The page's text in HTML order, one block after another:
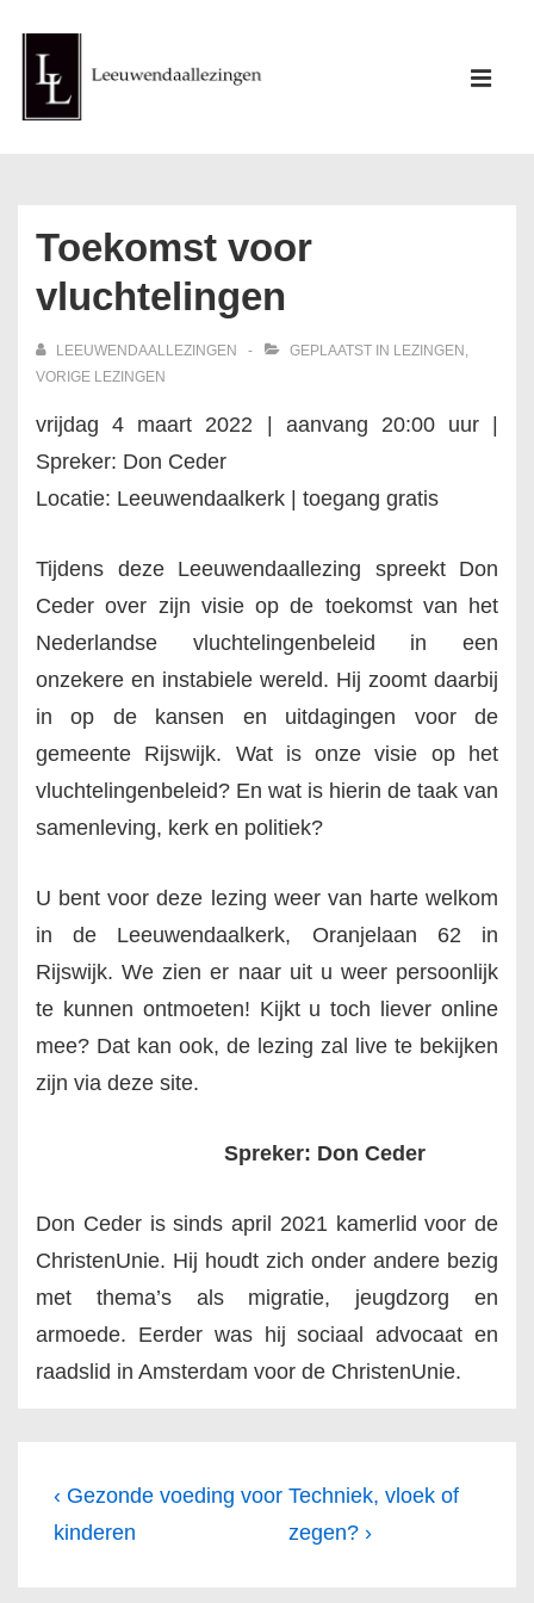
Doorgaan
naar
hoofdinhoud
Hoofd
Toekomst voor
vluchtelingen
LEEUWENDAALLEZINGEN GEPLAATST IN LEZINGEN ,
VORIGE LEZINGEN
vrijdag 4 maart 2022 | aanvang 20:00 uur |
Spreker: Don Ceder
Locatie: Leeuwendaalkerk | toegang gratis
Tijdens deze Leeuwendaallezing spreekt Don
Ceder over zijn visie op de toekomst van het
Nederlandse vluchtelingenbeleid in een
onzekere en instabiele wereld. Hij zoomt daarbij
in op de kansen en uitdagingen voor de
gemeente Rijswijk. Wat is onze visie op het
vluchtelingenbeleid? En wat is hierin de taak van
samenleving, kerk en politiek?
U bent voor deze lezing weer van harte welkom
in de Leeuwendaalkerk, Oranjelaan 62 in
Rijswijk. We zien er naar uit u weer persoonlijk
te kunnen ontmoeten! Kijkt u toch liever online
mee? Dat kan ook, de lezing zal live te bekijken
zijn via deze site.
Spreker: Don Ceder
Don Ceder is sinds april 2021 kamerlid voor de
ChristenUnie. Hij houdt zich onder andere bezig
met thema’s als migratie, jeugdzorg en
armoede. Eerder was hij sociaal advocaat en
raadslid in Amsterdam voor de ChristenUnie.
Bericht
navigatie
Vorig
bericht
‹ Gezonde voeding voor
kinderen
Volgende
bericht
Techniek, vloek of
zegen? ›